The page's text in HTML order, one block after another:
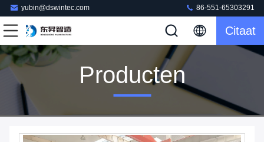
yubin@dswintec.com 86-551-65303291
Citaat
Producten